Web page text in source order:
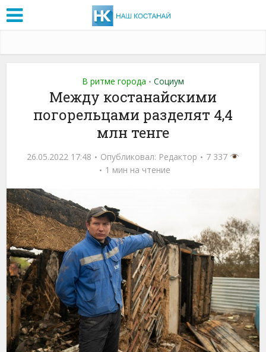
В ритме города • Социум
Между костанайскими
погорельцами разделят 4,4
млн тенге
26.05.2022 17:48 Опубликовал: Редактор
7 337
1 мин на чтение